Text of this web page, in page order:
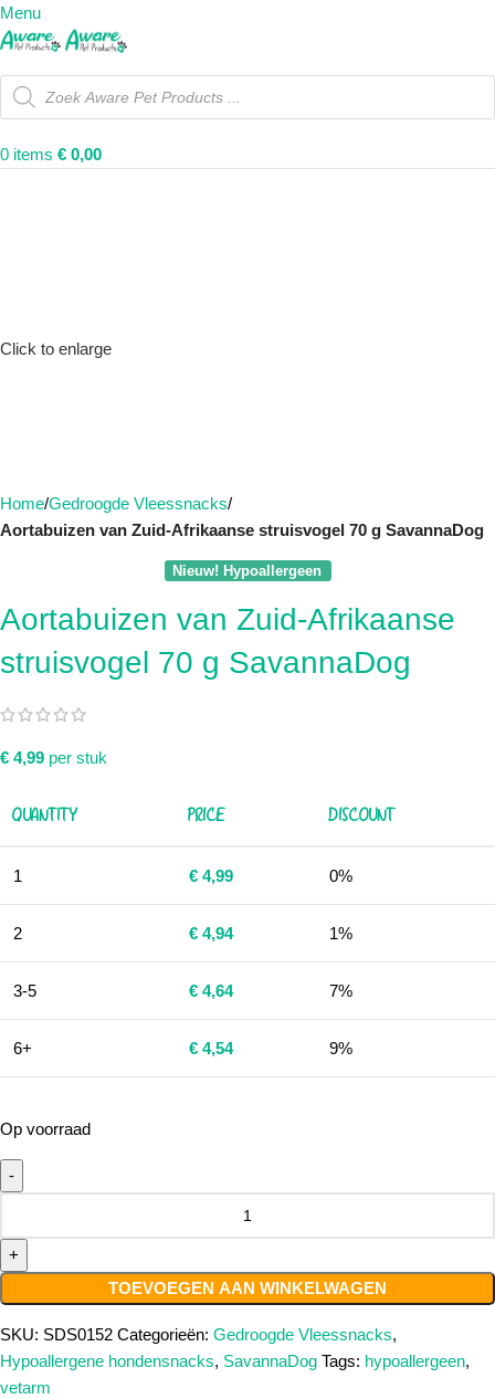
Menu
0 items € 0,00
Click to enlarge
Home Gedroogde Vleessnacks
Aortabuizen van Zuid-Afrikaanse struisvogel 70 g SavannaDog
Nieuw! Hypoallergeen
Aortabuizen van Zuid-Afrikaanse
struisvogel 70 g SavannaDog
€ 4,99 per stuk
QUANTITY PRICE DISCOUNT
1 € 4,99 0%
2 € 4,94 1%
3-5 € 4,64 7%
6+ € 4,54 9%
Op voorraad
TOEVOEGEN AAN WINKELWAGEN
SKU: SDS0152 Categorieën: Gedroogde Vleessnacks,
Hypoallergene hondensnacks, SavannaDog Tags: hypoallergeen,
vetarm